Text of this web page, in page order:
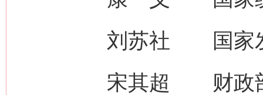
刘苏社 国家发展
宋其超 财政部